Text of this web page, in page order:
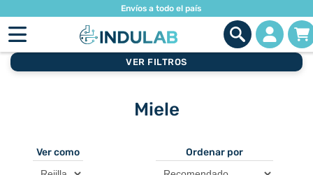
Envíos a todo el país
VER FILTROS
Miele
Ver como Ordenar por